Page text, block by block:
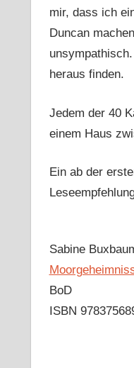
mir, dass ich
Duncan
heraus finden.
Jedem der 40
einem Haus
Ein ab der
Sabine
BoD
ISBN